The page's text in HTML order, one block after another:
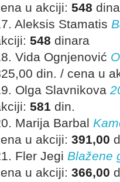
u akciji: 548
Aleksis Stamatis
548 dinara
Vida Ognjenović
din. / cena u
Olga Slavnikova
581 din.
Marija Barbal
u akciji: 391,00
Fler Jegi Blažene
u akciji: 366,00